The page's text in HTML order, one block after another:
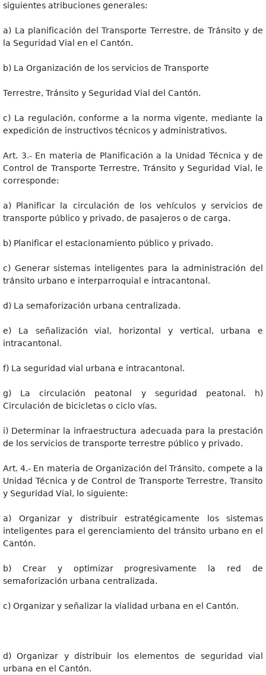
siguientes atribuciones generales:
a) La planificación del Transporte Terrestre, de Tránsito y de
la Seguridad Vial en el Cantón.
b) La Organización de los servicios de Transporte
Terrestre, Tránsito y Seguridad Vial del Cantón.
c) La regulación, conforme a la norma vigente, mediante la
expedición de instructivos técnicos y administrativos.
Art. 3.- En materia de Planificación a la Unidad Técnica y de
Control de Transporte Terrestre, Tránsito y Seguridad Vial, le
corresponde:
a) Planificar la circulación de los vehículos y servicios de
transporte público y privado, de pasajeros o de carga.
b) Planificar el estacionamiento público y privado.
c) Generar sistemas inteligentes para la administración del
tránsito urbano e interparroquial e intracantonal.
d) La semaforización urbana centralizada.
e) La señalización vial, horizontal y vertical, urbana e
intracantonal.
f) La seguridad vial urbana e intracantonal.
g) La circulación peatonal y seguridad peatonal. h)
Circulación de bicicletas o ciclo vías.
i) Determinar la infraestructura adecuada para la prestación
de los servicios de transporte terrestre público y privado.
Art. 4.- En materia de Organización del Tránsito, compete a la
Unidad Técnica y de Control de Transporte Terrestre, Transito
y Seguridad Vial, lo siguiente:
a) Organizar y distribuir estratégicamente los sistemas
inteligentes para el gerenciamiento del tránsito urbano en el
Cantón.
b) Crear y optimizar progresivamente la red de
semaforización urbana centralizada.
c) Organizar y señalizar la vialidad urbana en el Cantón.
d) Organizar y distribuir los elementos de seguridad vial
urbana en el Cantón.